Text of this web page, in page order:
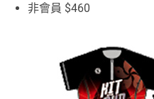
非會員 $460